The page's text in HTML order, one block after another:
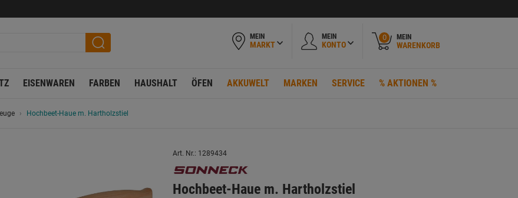
MEIN
MARKT
MEIN
KONTO
0 MEIN
WARENKORB
EISENWAREN FARBEN HAUSHALT ÖFEN AKKUWELT MARKEN SERVICE % AKTIONEN %
Hochbeet-Haue m. Hartholzstiel
Art. Nr.: 1289434
Hochbeet-Haue m. Hartholzstiel